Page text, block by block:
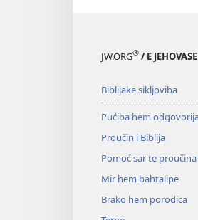
JW.ORG® / E
Biblijake sikljoviba
Pućiba hem
Proučin i Biblija
Pomoć sar te
Mir hem bahtalipe
Brako hem porodica